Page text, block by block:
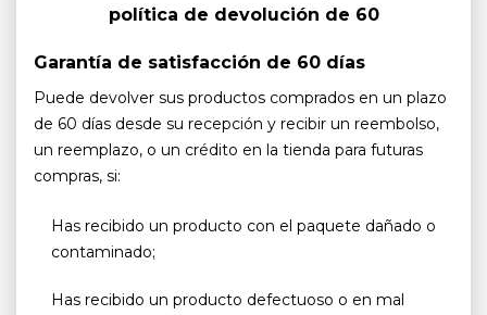
política de devolución de 60
Garantía de satisfacción de 60 días
Puede devolver sus productos comprados en un plazo
de 60 días desde su recepción y recibir un reembolso,
un reemplazo, o un crédito en la tienda para futuras
compras, si:
Has recibido un producto con el paquete dañado o
contaminado;
Has recibido un producto defectuoso o en mal